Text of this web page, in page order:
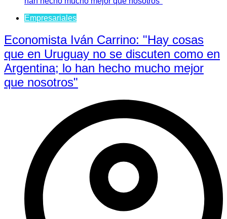
Empresariales
Economista Iván Carrino: "Hay cosas
que en Uruguay no se discuten como en
Argentina; lo han hecho mucho mejor
que nosotros"